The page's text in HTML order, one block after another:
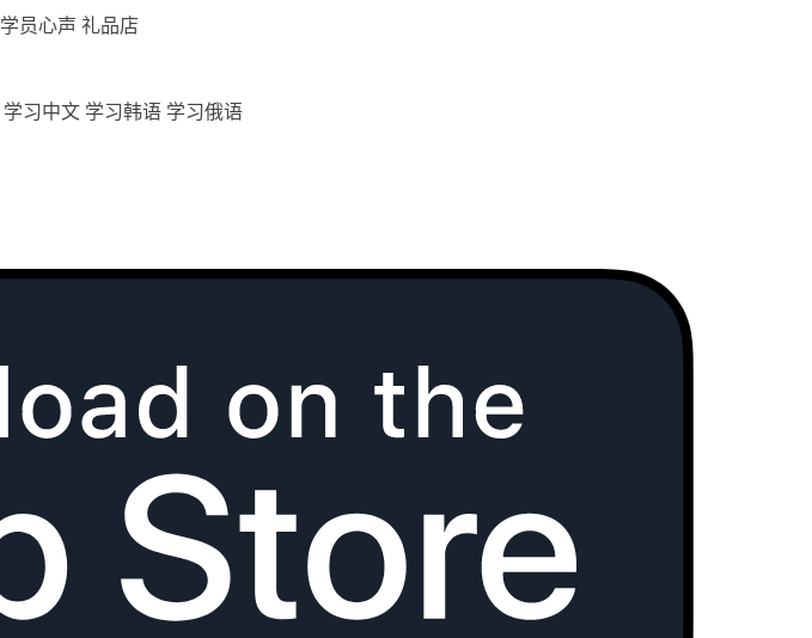
学员心声 礼品店
学习中文 学习韩语 学习俄语